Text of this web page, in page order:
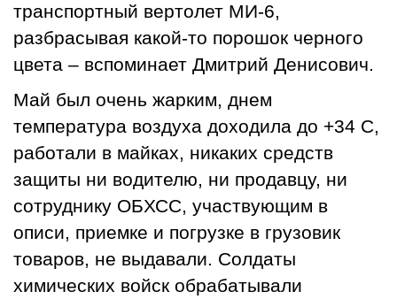
транспортный вертолет МИ-6,
разбрасывая какой-то порошок черного
цвета – вспоминает Дмитрий Денисович.
Май был очень жарким, днем
температура воздуха доходила до +34 С,
работали в майках, никаких средств
защиты ни водителю, ни продавцу, ни
сотруднику ОБХСС, участвующим в
описи, приемке и погрузке в грузовик
товаров, не выдавали. Солдаты
химических войск обрабатывали